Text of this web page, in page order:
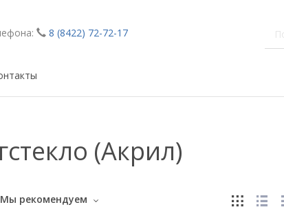
8 (8422) 72-72-17
(Акрил)
Мы рекомендуем